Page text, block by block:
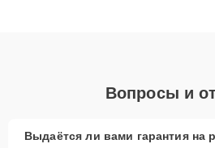
Вопросы и
Выдаётся ли вами гарантия на